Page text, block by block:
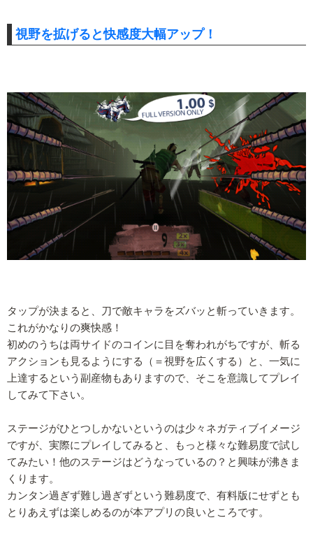
視野を拡げると快感度大幅アップ！
タップが決まると、刀で敵キャラをズバッと斬っていきます。
これがかなりの爽快感！
初めのうちは両サイドのコインに目を奪われがちですが、斬る
アクションも見るようにする（＝視野を広くする）と、一気に
上達するという副産物もありますので、そこを意識してプレイ
してみて下さい。
ステージがひとつしかないというのは少々ネガティブイメージ
ですが、実際にプレイしてみると、もっと様々な難易度で試し
てみたい！他のステージはどうなっているの？と興味が沸きま
くります。
カンタン過ぎず難し過ぎずという難易度で、有料版にせずとも
とりあえずは楽しめるのが本アプリの良いところです。